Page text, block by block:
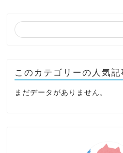
このカテゴリーの人気記
まだデータがありません。